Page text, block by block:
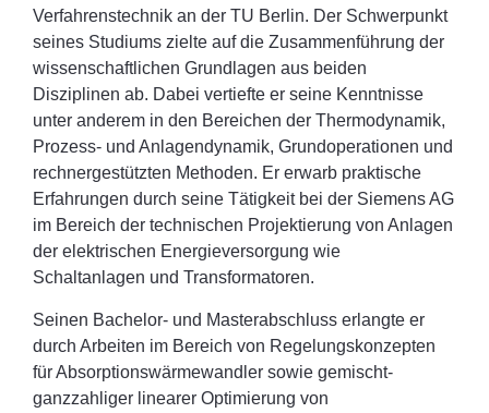
Verfahrenstechnik an der TU Berlin. Der Schwerpunkt
seines Studiums zielte auf die Zusammenführung der
wissenschaftlichen Grundlagen aus beiden
Disziplinen ab. Dabei vertiefte er seine Kenntnisse
unter anderem in den Bereichen der Thermodynamik,
Prozess- und Anlagendynamik, Grundoperationen und
rechnergestützten Methoden. Er erwarb praktische
Erfahrungen durch seine Tätigkeit bei der Siemens AG
im Bereich der technischen Projektierung von Anlagen
der elektrischen Energieversorgung wie
Schaltanlagen und Transformatoren.
Seinen Bachelor- und Masterabschluss erlangte er
durch Arbeiten im Bereich von Regelungskonzepten
für Absorptionswärmewandler sowie gemischt-
ganzzahliger linearer Optimierung von